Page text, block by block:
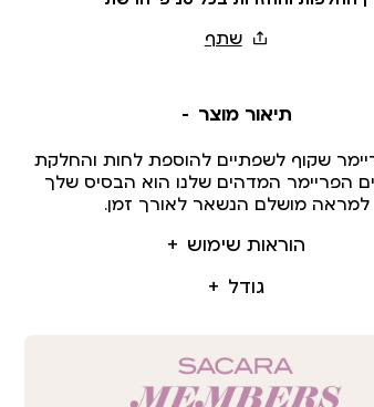
תיאור מוצר
הוראות שימוש
גודל
שקוף לשפתיים להוספת לחות והחלקת
הפריימר המדהים שלנו הוא הבסיס שלך
למראה מושלם הנשאר לאורך זמן.